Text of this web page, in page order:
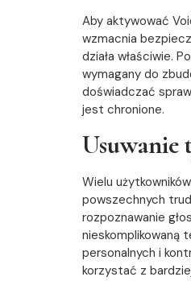
Aby aktywować
wzmacnia
działa właściwie.
wymagany do
doświadczać
jest chronione.
Usuwanie
Wielu
powszechnych
rozpoznawanie
nieskomplikowaną
personalnych i
korzystać z